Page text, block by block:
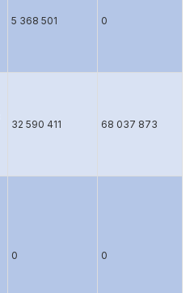
5 368 501 0
32 590 411 68 037 873
0 0